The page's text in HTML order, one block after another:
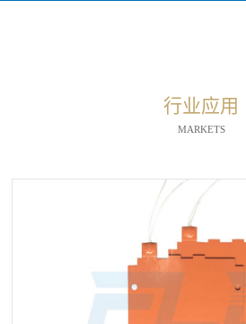
行业应用
MARKETS